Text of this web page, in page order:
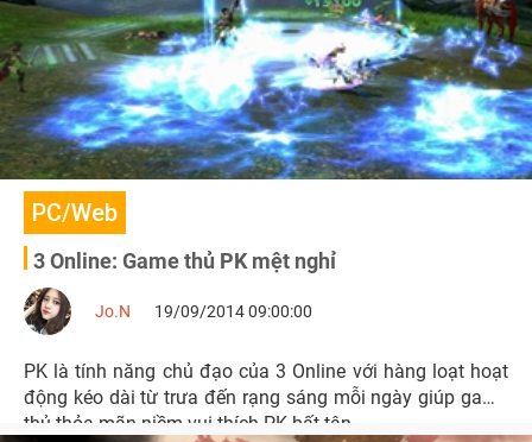
PC/Web
3 Online: Game thủ PK mệt nghỉ
Jo.N 19/09/2014 09:00:00
PK là tính năng chủ đạo của 3 Online với hàng loạt hoạt
động kéo dài từ trưa đến rạng sáng mỗi ngày giúp game
thủ thỏa mãn niềm vui thích PK bất tận.